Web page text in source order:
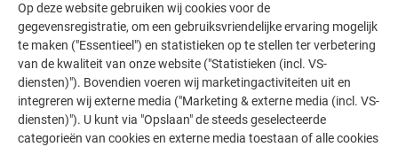
Op deze website gebruiken wij cookies voor de
gegevensregistratie, om een gebruiksvriendelijke ervaring mogelijk
te maken ("Essentieel") en statistieken op te stellen ter verbetering
van de kwaliteit van onze website ("Statistieken (incl. VS-
diensten)"). Bovendien voeren wij marketingactiviteiten uit en
integreren wij externe media ("Marketing & externe media (incl. VS-
diensten)"). U kunt via "Opslaan" de steeds geselecteerde
categorieën van cookies en externe media toestaan of alle cookies